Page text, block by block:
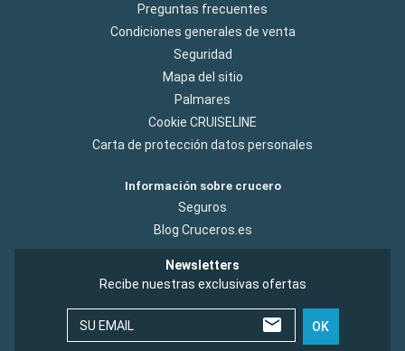
Preguntas frecuentes
Condiciones generales de venta
Seguridad
Mapa del sitio
Palmares
Cookie CRUISELINE
Carta de protección datos personales
Información sobre crucero
Seguros
Blog Cruceros.es
Newsletters
Recibe nuestras exclusivas ofertas
SU EMAIL OK